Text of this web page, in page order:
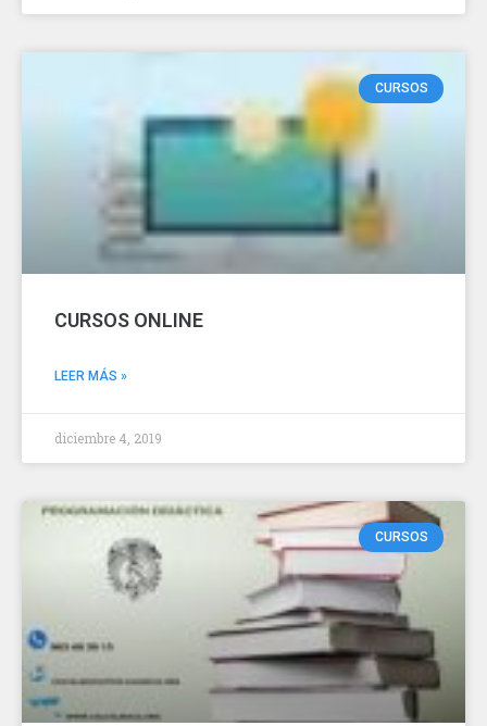
CURSOS
CURSOS ONLINE
LEER MÁS »
diciembre 4, 2019
CURSOS